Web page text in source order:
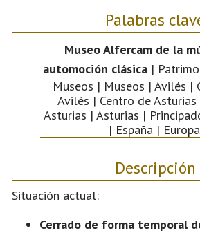
Palabras
Museo Alfercam de la
automoción clásica |
Museos | Museos | Avilés |
Avilés | Centro de
Asturias | Asturias |
| España |
Descripción
Situación actual:
Cerrado de forma temporal